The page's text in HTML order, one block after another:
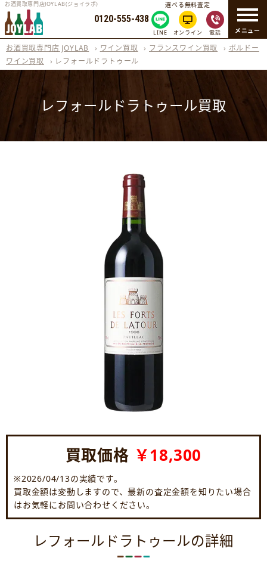
メニュー
お酒買取専門店JOYLAB(ジョイラボ)
0120-555-438
選べる無料査定
LINE オンライン 電話
お酒買取専門店 JOYLAB › ワイン買取 › フランスワイン買取 › ボルドー
ワイン買取
› レフォールドラトゥール
レフォールドラトゥール買取
買取価格 ￥18,300
※2026/04/13の実績です。
買取金額は変動しますので、最新の査定金額を知りたい場合
はお気軽にお問い合わせください。
レフォールドラトゥールの詳細